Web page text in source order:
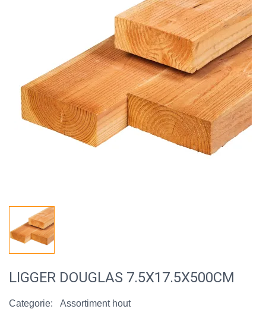
LIGGER DOUGLAS 7.5X17.5X500CM
Categorie:
Assortiment hout